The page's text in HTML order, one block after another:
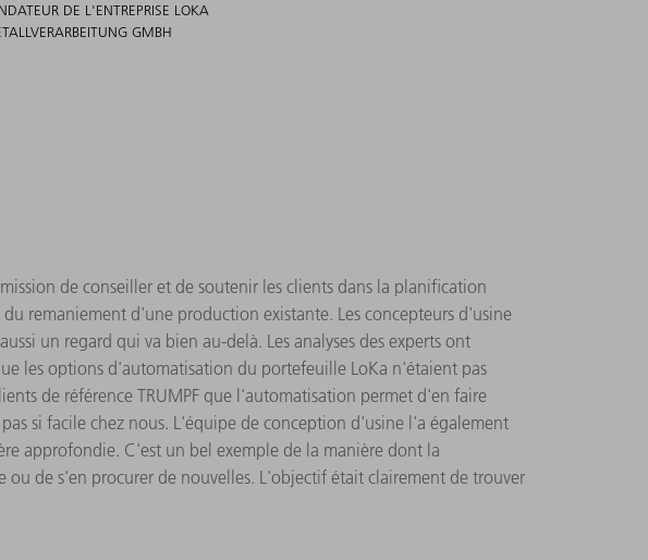
DE L'ENTREPRISE LOKA
GMBH
de conseiller et de soutenir les clients dans la planification
remaniement d'une production existante. Les concepteurs d'usine
un regard qui va bien au-delà. Les analyses des experts ont
les options d'automatisation du portefeuille LoKa n'étaient pas
de référence TRUMPF que l'automatisation permet d'en faire
si facile chez nous. L'équipe de conception d'usine l'a également
approfondie. C'est un bel exemple de la manière dont la
de s'en procurer de nouvelles. L'objectif était clairement de trouver